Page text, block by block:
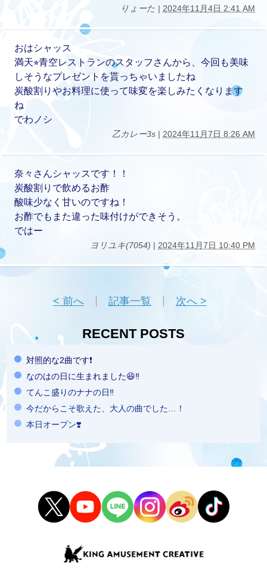
りょーた | 2024年11月4日 2:41 AM
おはシャッス
満天⭐︎青空レストランのスタッフさんから、今回も美味
しそうなプレゼントを貰っちゃいましたね
炭酸割りやお料理に使って味変を楽しみたくなります
ね
でわノシ
乙カレー3s | 2024年11月7日 8:26 AM
奈々さんシャッスです！！
炭酸割りで飲めるお酢
酸味少なく甘いのですね！
お酢でもまた違った味付けができそう。
ではー
ヨリユキ(7054) | 2024年11月7日 10:40 PM
< 前へ 記事一覧 次へ >
RECENT POSTS
対照的な2曲です❗️
なのはの日に生まれました😆‼️
てんこ盛りのナナの日‼️
今だからこそ歌えた、大人の曲でした…！
本日オープン❣️